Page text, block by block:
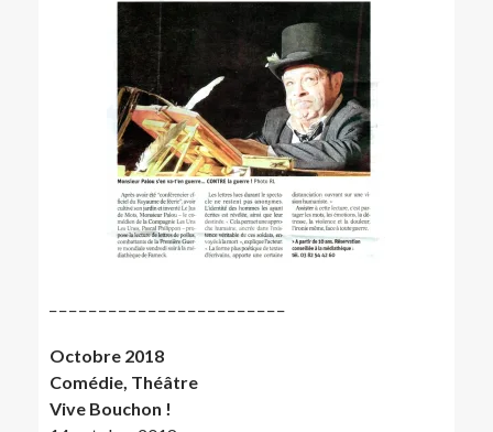
Octobre 2018
Comédie, Théâtre
Vive Bouchon !